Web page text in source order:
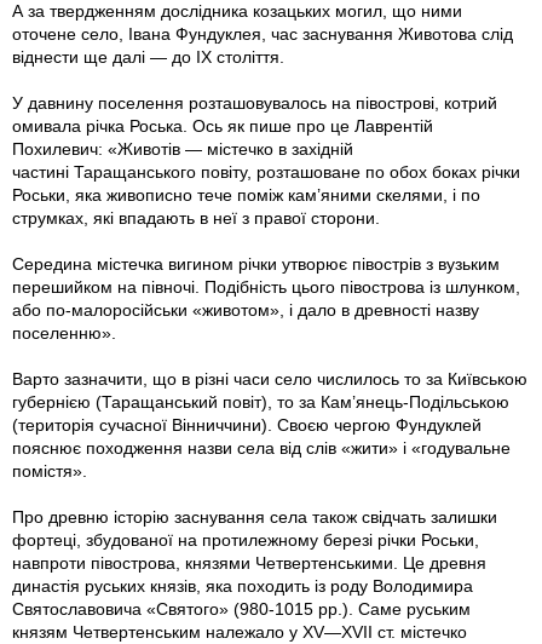
А за твердженням дослідника козацьких могил, що ними
оточене село, Івана Фундуклея, час заснування Животова слід
віднести ще далі — до ІХ століття.
У давнину поселення розташовувалось на півострові, котрий
омивала річка Роська. Ось як пише про це Лаврентій
Похилевич: «Животів — містечко в західній
частині Таращанського повіту, розташоване по обох боках річки
Роськи, яка живописно тече поміж кам’яними скелями, і по
струмках, які впадають в неї з правої сторони.
Середина містечка вигином річки утворює півострів з вузьким
перешийком на півночі. Подібність цього півострова із шлунком,
або по-малоросійськи «животом», і дало в древності назву
поселенню».
Варто зазначити, що в різні часи село числилось то за Київською
губернією (Таращанський повіт), то за Кам’янець-Подільською
(територія сучасної Вінниччини). Своєю чергою Фундуклей
пояснює походження назви села від слів «жити» і «годувальне
помістя».
Про древню історію заснування села також свідчать залишки
фортеці, збудованої на протилежному березі річки Роськи,
навпроти півострова, князями Четвертенськими. Це древня
династія руських князів, яка походить із роду Володимира
Святославовича «Святого» (980-1015 рр.). Саме руським
князям Четвертенським належало у XV—XVII ст. містечко